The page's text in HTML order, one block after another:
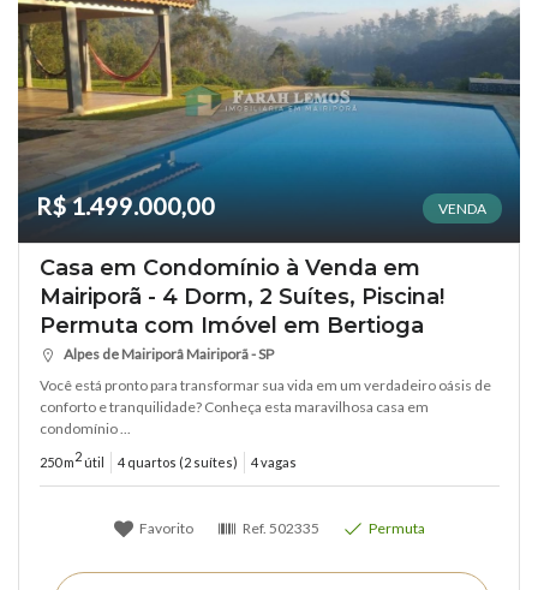
R$ 1.499.000,00 VENDA
Casa em Condomínio à Venda em
Mairiporã - 4 Dorm, 2 Suítes, Piscina!
Permuta com Imóvel em Bertioga
Alpes de Mairiporâ Mairiporã - SP
Você está pronto para transformar sua vida em um verdadeiro oásis de
conforto e tranquilidade? Conheça esta maravilhosa casa em
condomínio ...
250 m2 útil 4 quartos (2 suítes) 4 vagas
Favorito Ref. 502335 Permuta